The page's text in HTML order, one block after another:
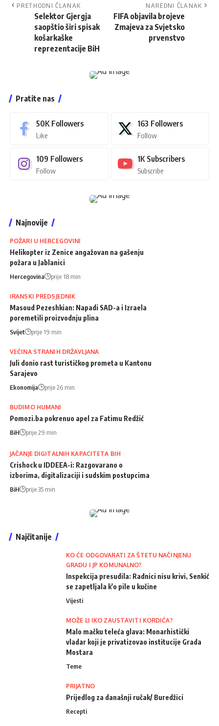
PRETHODNI ČLANAK
Selektor Gjergja
saopštio širi spisak
košarkaške
reprezentacije BiH
NAREDNI ČLANAK
FIFA objavila brojeve
Zmajeva za Svjetsko
prvenstvo
Pratite nas
50K Followers
Like
163 Followers
Follow
109 Followers
Follow
1K Subscribers
Subscribe
Najnovije
POŽARI U HERCEGOVINI
Helikopter iz Zenice angažovan na gašenju
požara u Jablanici
Hercegovina prije 18 min
IRANSKI PREDSJEDNIK
Masoud Pezeshkian: Napadi SAD-a i Izraela
poremetili proizvodnju plina
Svijet prije 19 min
VEĆINA STRANIH DRŽAVLJANA
Juli donio rast turističkog prometa u Kantonu
Sarajevo
Ekonomija prije 26 min
BUDIMO HUMANI
Pomozi.ba pokrenuo apel za Fatimu Redžić
BiH prije 29 min
JAČANJE DIGITALNIH KAPACITETA BIH
Crishock u IDDEEA-i: Razgovarano o
izborima, digitalizaciji i sudskim postupcima
BiH prije 35 min
Najčitanije
KO ĆE ODGOVARATI ZA ŠTETU NAČINJENU
GRADU I JP KOMUNALNO?
Inspekcija presudila: Radnici nisu krivi, Senkić
se zapetljala k'o pile u kučine
Vijesti
MOŽE LI IKO ZAUSTAVITI KORDIĆA?
Malo mačku teleća glava: Monarhistički
vladar koji je privatizovao institucije Grada
Mostara
Teme
PRIJATNO
Prijedlog za današnji ručak/ Buredžici
Recepti